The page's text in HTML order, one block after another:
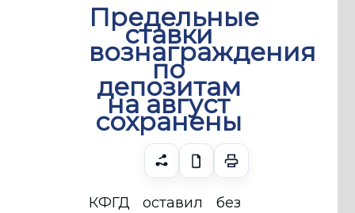
Предельные
ставки
вознаграждения
по
депозитам
на август
сохранены
КФГД оставил без